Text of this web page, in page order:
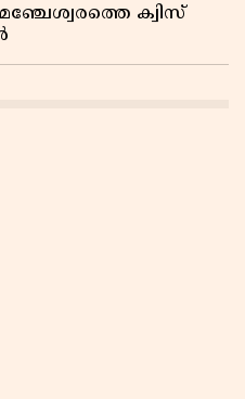
മഞ്ചേശ്വരത്തെ ക്വിസ്